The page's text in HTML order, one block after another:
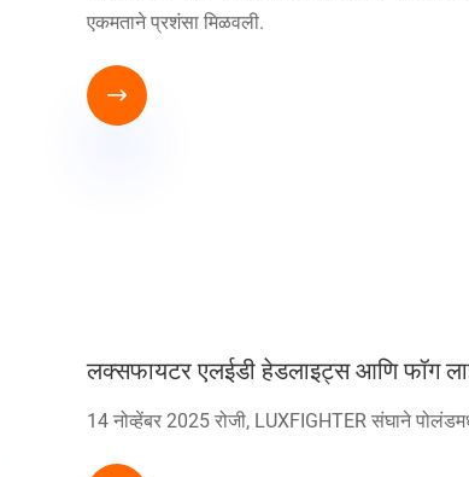
एकमताने प्रशंसा मिळवली.

लक्सफायटर एलईडी हेडलाइट्स आणि फॉग
14 नोव्हेंबर 2025 रोजी, LUXFIGHTER संघाने